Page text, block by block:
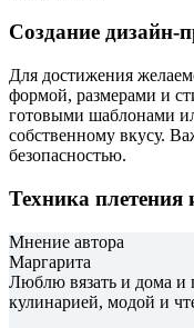
Создание дизайн-
Для достижения
формой, размерами и
готовыми шаблонами
собственному вкусу.
безопасностью.
Техника плетения
Мнение автора
Маргарита
Люблю вязать и дома и
кулинарией, модой и